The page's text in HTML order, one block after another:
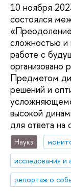
10 ноября
состоялся
сложностью и
работе с
организовано
Предметом
решений и
высокой
для ответа на
Наука
исследования и
репортаж о